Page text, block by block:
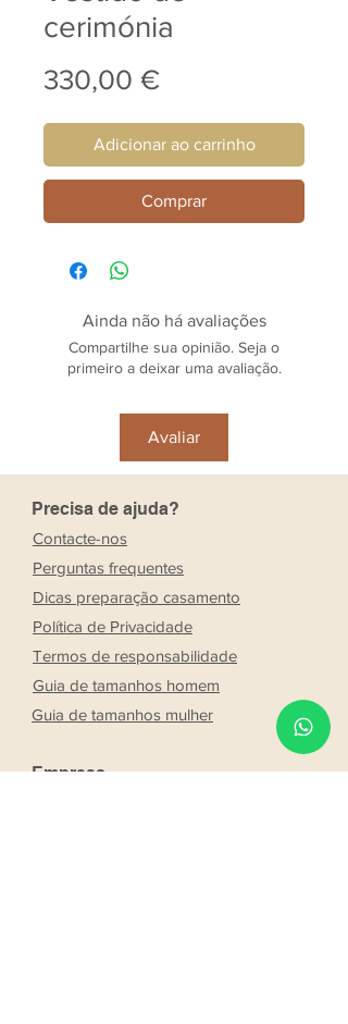
cerimónia
330,00 €
Adicionar ao carrinho
Comprar
Ainda não há avaliações
Compartilhe sua opinião. Seja o
primeiro a deixar uma avaliação.
Avaliar
Precisa de ajuda?
Contacte-nos
Perguntas frequentes
Dicas preparação casamento
Política de Privacidade
Termos de responsabilidade
Guia de tamanhos homem
Guia de tamanhos mulher
Empresa